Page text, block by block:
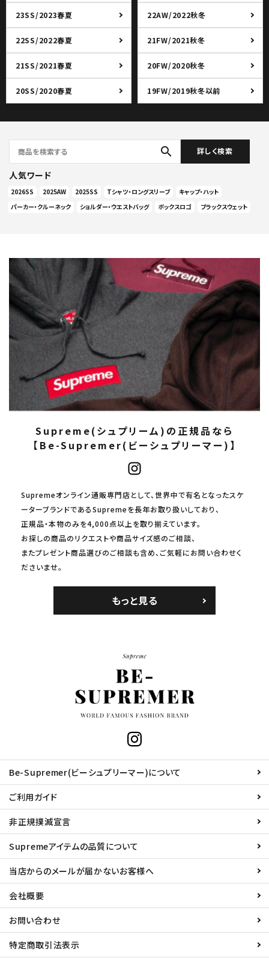
23SS/2023春夏 22AW/2022秋冬
22SS/2022春夏 21FW/2021秋冬
21SS/2021春夏 20FW/2020秋冬
20SS/2020春夏 19FW/2019秋冬以前
search 詳しく検索
人気ワード
2026SS 2025AW 2025SS Tシャツ・ロングスリーブ
キャップ・ハット
パーカー・クルーネック
ショルダー・ウエストバッグ ボックスロゴ ブラックスウェット
Supreme(シュプリーム)の正規品なら
【Be-Supremer(ビーシュプリーマー)】
Supremeオンライン通販専門店として、世界中で有名となったスケ
ーターブランドであるSupremeを長年お取り扱いしており、
正規品・本物のみを4,000点以上を取り揃えています。
お探しの商品のリクエストや商品サイズ感のご相談、
またプレゼント商品選びのご相談も含め、ご気軽にお問い合わせく
ださいませ。
もっと見る
Be-Supremer(ビーシュプリーマー)について
ご利用ガイド
非正規撲滅宣言
Supremeアイテムの品質について
当店からのメールが届かないお客様へ
会社概要
お問い合わせ
特定商取引法表示